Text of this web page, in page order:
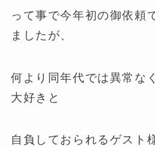
って事で今年初の御依頼
ましたが、
何より同年代では異常な
大好きと
自負しておられるゲスト